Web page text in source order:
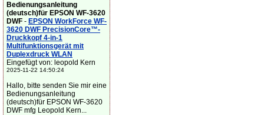
Bedienungsanleitung
(deutsch)für EPSON WF-3620
DWF - EPSON WorkForce WF-
3620 DWF PrecisionCore™-
Druckkopf 4-in-1
Multifunktionsgerät mit
Duplexdruck WLAN
Eingefügt von: leopold Kern
2025-11-22 14:50:24
Hallo, bitte senden Sie mir eine
Bedienungsanleitung
(deutsch)für EPSON WF-3620
DWF mfg Leopold Kern...